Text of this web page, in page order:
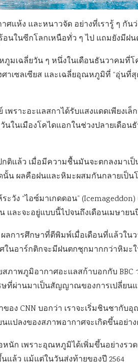
ศแห้ง และหนาวจัด อย่างที่เรารู้ ๆ กั
ในซีกโลกเหนือทั่ว ๆ ไป แถมยังมีฝ
มเฉลี่ยวัน ๆ หนึ่งในเดือนธันวาคมที่
เซลเซียส และเฉลี่ยอุณหภูมิที่ “อุ่นที่สุ
พราะอะแลสกาได้รับแสงแดดเพียงเล็
ในเมืองโคไดแอกในช่วงปลายเดือ
ติแล้ว เมื่อมีความชื้นมันจะตกลงมาเ
น ผลคือฝนและหิมะผสมกันกลายเป็น
วัง “ไอซ์มาเกดดอน”
ละจะอยู่แบบนี้ไปจนถึงเดือนเมษาย
การศึกษาที่ตีพิมพ์เมื่อเดือนที่แล้วในว
นอาร์กติกจะมีฝนตกชุกมากกว่าหิมะใ
ภาพภูมิอากาศอะแลสก้าบอกกับ BBC
ที่ผ่านมาเป็นสัญญาณของการเปลี่ยน
ง CNN บอกว่า เราจะเริ่มชินชากั
นแปลงของสภาพอากาศจะเกิดขึ้นอย่า
นัก เพราะอุณหภูมิได้เพิ่มขึ้นอย่างรวด
ล้ว แม้แต่ในวันส่งท้ายของปี 2564